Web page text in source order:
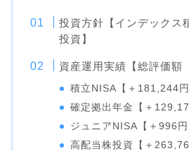
投資方針【インデックス
投資】
資産運用実績【総評価額
積立NISA【＋181,244円
確定拠出年金【＋
ジュニアNISA【＋996円
高配当株投資【＋